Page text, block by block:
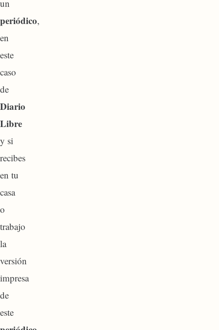
un
periódico,
en
este
caso
de
Diario
Libre
y si
recibes
en tu
casa
o
trabajo
la
versión
impresa
de
este